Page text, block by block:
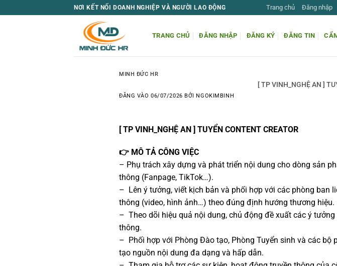
qua
NƠI KẾT NỐI DOANH NGHIỆP VÀ NGƯỜI LAO ĐỘNG Trang chủ Đăng nhập
TRANG CHỦ ĐĂNG NHẬP ĐĂNG KÝ ĐĂNG TIN
MINH ĐỨC HR
[ TP VINH_NGHỆ AN ]
ĐĂNG VÀO06/07/2026 BỞINGOKIMBINH
[ TP VINH_NGHỆ AN ] TUYỂN CONTENT CREATOR
👉 MÔ TẢ CÔNG VIỆC
– Phụ trách xây dựng và phát triển nội dung cho dòng sản
thông (Fanpage, TikTok…).
– Lên ý tưởng, viết kịch bản và phối hợp với các phòng ban
thông (video, hình ảnh…) theo đúng định hướng thương hiệu.
– Theo dõi hiệu quả nội dung, chủ động đề xuất các ý
thông.
– Phối hợp với Phòng Đào tạo, Phòng Tuyển sinh và các
tạo nguồn nội dung đa dạng và hấp dẫn.